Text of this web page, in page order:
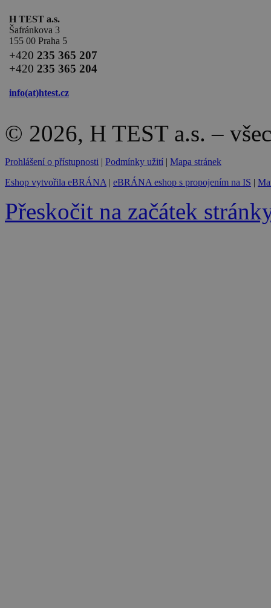
H TEST a.s.
Šafránkova 3
155 00 Praha 5
+420 235 365 207
+420 235 365 204
info(at)htest.cz
© 2026, H TEST a.s. –
Prohlášení o přístupnosti | Podmínky užití | Mapa stránek
Eshop vytvořila eBRÁNA | eBRÁNA eshop s propojením na IS |
Přeskočit na začátek